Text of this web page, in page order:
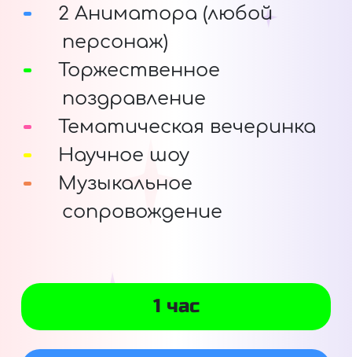
2 Аниматора (любой
персонаж)
Торжественное
поздравление
Тематическая вечеринка
Научное шоу
Музыкальное
сопровождение
1 час